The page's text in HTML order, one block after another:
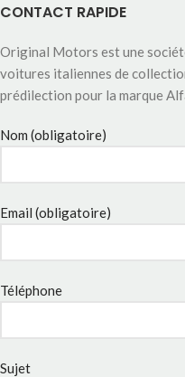
CONTACT RAPIDE
Original Motors est une
voitures italiennes de
prédilection pour la marque
Nom (obligatoire)
Email (obligatoire)
Téléphone
Sujet